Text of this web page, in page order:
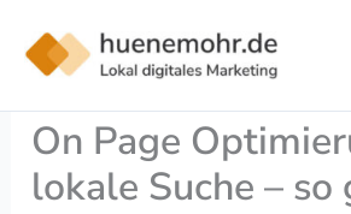
Inhalt
springen
On Page
lokale Suche – so